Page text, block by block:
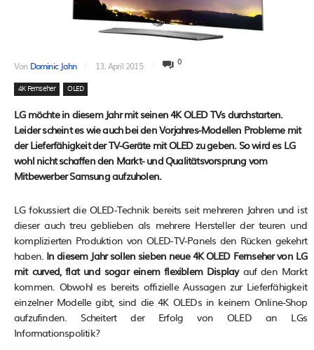
Von Dominic Jahn 13. April 2015 0
4K Fernseher OLED
LG möchte in diesem Jahr mit seinen 4K OLED TVs durchstarten.
Leider scheint es wie auch bei den Vorjahres-Modellen Probleme mit
der Lieferfähigkeit der TV-Geräte mit OLED zu geben. So wird es LG
wohl nicht schaffen den Markt- und Qualitätsvorsprung vom
Mitbewerber Samsung aufzuholen.
LG fokussiert die OLED-Technik bereits seit mehreren Jahren und ist
dieser auch treu geblieben als mehrere Hersteller der teuren und
komplizierten Produktion von OLED-TV-Panels den Rücken gekehrt
haben. In diesem Jahr sollen sieben neue 4K OLED Fernseher von LG
mit curved, flat und sogar einem flexiblem Displayauf den Markt
kommen. Obwohl es bereits offizielle Aussagen zur Lieferfähigkeit
einzelner Modelle gibt, sind die 4K OLEDs in keinem Online-Shop
aufzufinden. Scheitert der Erfolg von OLED an LGs
Informationspolitik?